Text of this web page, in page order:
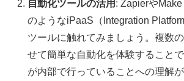
自動化ツールの活用 : ZapierやMake
のようなiPaaS（Integration
ツールに触れてみましょう。複数
せて簡単な自動化を体験すること
が内部で行っていることへの理解が